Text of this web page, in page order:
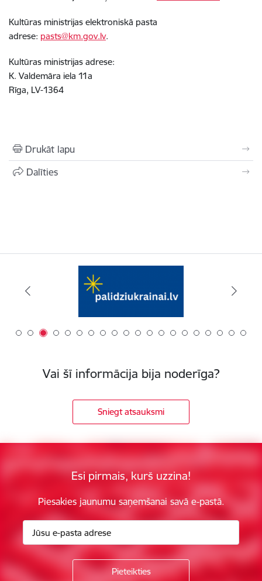
Kultūras ministrijas elektroniskā pasta
adrese: pasts@km.gov.lv.
Kultūras ministrijas adrese:
K. Valdemāra iela 11a
Rīga, LV-1364
Drukāt lapu
Dalīties
Vai šī informācija bija noderīga?
Sniegt atsauksmi
Esi pirmais, kurš uzzina!
Piesakies jaunumu saņemšanai savā e-pastā.